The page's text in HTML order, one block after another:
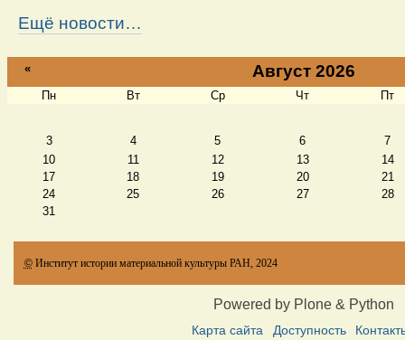
Ещё новости…
« Август 2026
Пн Вт Ср Чт Пт
3 4 5 6
7
10
11 12 13
14
17
18 19 20
21
24
25 26 27
28
31
© Институт истории материальной культуры РАН, 2024
Powered by Plone & Python
Карта сайта Доступность